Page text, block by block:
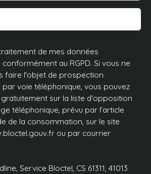
de mes données
au RGPD. Si vous ne
faire l'objet de prospection
voie téléphonique, vous pouvez
sur la liste d'opposition
téléphonique, prévu par l'article
de la consommation, sur le site
ou par courrier
Service Bloctel, CS 61311, 41013